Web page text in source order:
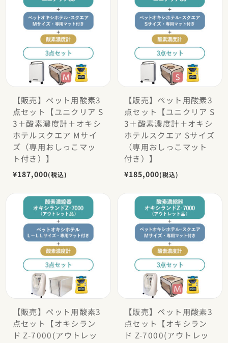
【販売】ペット用酸素3
点セット【ユニクリア S
3＋酸素濃度計＋オキシ
ホテルスクエア Mサイ
ズ（専用おしっこマッ
ト付き）】
¥187,000(税込)
【販売】ペット用酸素3
点セット【ユニクリア S
3＋酸素濃度計＋オキシ
ホテルスクエア Sサイズ
（専用おしっこマット
付き）】
¥185,000(税込)
【販売】ペット用酸素3
点セット【オキシラン
ド Z-7000(アウトレッ
【販売】ペット用酸素3
点セット【オキシラン
ド Z-7000(アウトレッ